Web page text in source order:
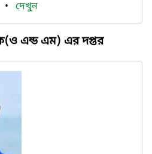
• দেখুন
এন্ড এম) এর দপ্তর